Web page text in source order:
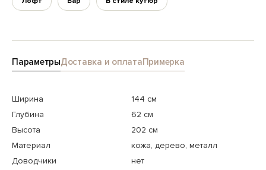
ПараметрыДоставка и оплатаПримерка
Ширина
144 см
Глубина
62 см
Высота
202 см
Материал
кожа, дерево, металл
Доводчики
нет